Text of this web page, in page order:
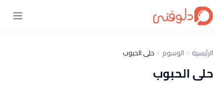
الرئيسية الوسوم حلى الحبوب
حلى الحبوب